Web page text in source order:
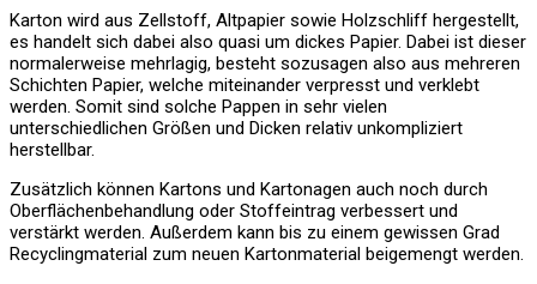
Karton wird aus Zellstoff, Altpapier sowie Holzschliff hergestellt,
es handelt sich dabei also quasi um dickes Papier. Dabei ist dieser
normalerweise mehrlagig, besteht sozusagen also aus mehreren
Schichten Papier, welche miteinander verpresst und verklebt
werden. Somit sind solche Pappen in sehr vielen
unterschiedlichen Größen und Dicken relativ unkompliziert
herstellbar.
Zusätzlich können Kartons und Kartonagen auch noch durch
Oberflächenbehandlung oder Stoffeintrag verbessert und
verstärkt werden. Außerdem kann bis zu einem gewissen Grad
Recyclingmaterial zum neuen Kartonmaterial beigemengt werden.